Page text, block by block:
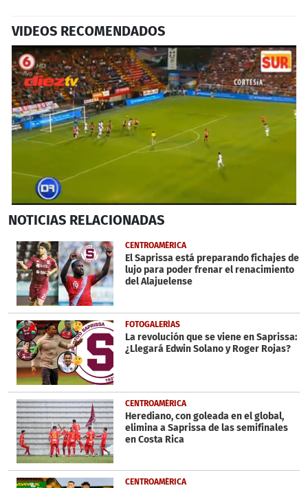
VIDEOS RECOMENDADOS
of
seconds
NOTICIAS RELACIONADAS
CENTROAMÉRICA
El Saprissa está preparando fichajes de
lujo para poder frenar el renacimiento
del Alajuelense
FOTOGALERÍAS
La revolución que se viene en Saprissa:
¿Llegará Edwin Solano y Roger Rojas?
CENTROAMÉRICA
Herediano, con goleada en el global,
elimina a Saprissa de las semifinales
en Costa Rica
CENTROAMÉRICA